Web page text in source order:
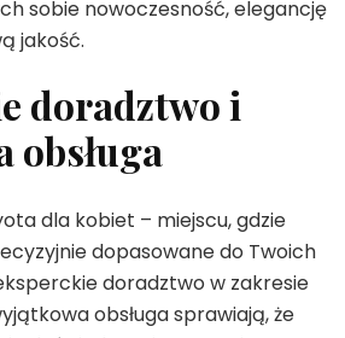
sobie nowoczesność, elegancję
jakość.
doradztwo i
dla kobiet – miejscu, gdzie
dopasowane do Twoich
doradztwo w zakresie
obsługa sprawiają, że